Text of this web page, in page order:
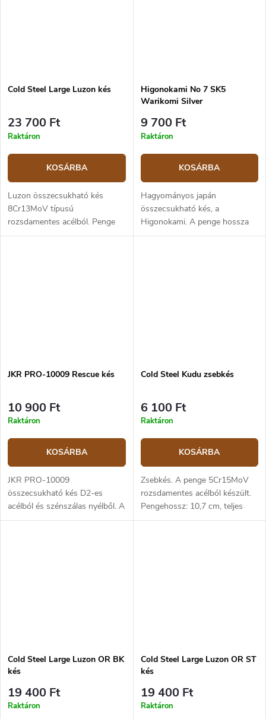
Cold Steel Large Luzon kés
23 700 Ft
Raktáron
KOSÁRBA
Luzon összecsukható kés
8Cr13MoV típusú
rozsdamentes acélból. Penge
hossza 15,2 cm. GFN markolat.
Higonokami No 7 SK5
Warikomi Silver
9 700 Ft
Raktáron
KOSÁRBA
Hagyományos japán
összecsukható kés, a
Higonokami. A penge hossza
7,6 cm, a teljes hossz 17 cm. A
JKR PRO-10009 Rescue kés
10 900 Ft
Raktáron
KOSÁRBA
JKR PRO-10009
összecsukható kés D2-es
acélból és szénszálas nyélből. A
penge hossza 10 cm.
Cold Steel Kudu zsebkés
6 100 Ft
Raktáron
KOSÁRBA
Zsebkés. A penge 5Cr15MoV
rozsdamentes acélból készült.
Pengehossz: 10,7 cm, teljes
hossz: 25,2 cm. Markolat Zy‑Ex
Cold Steel Large Luzon OR BK
kés
19 400 Ft
Raktáron
Cold Steel Large Luzon OR ST
kés
19 400 Ft
Raktáron